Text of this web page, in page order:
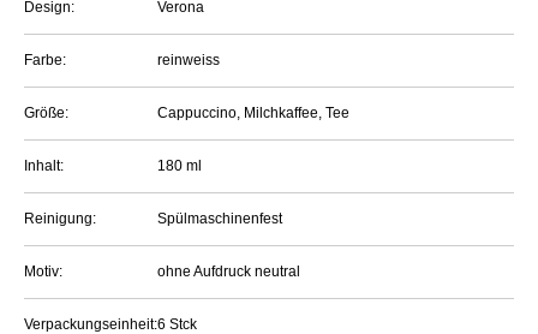
Design: Verona
Farbe: reinweiss
Größe: Cappuccino, Milchkaffee, Tee
Inhalt: 180 ml
Reinigung: Spülmaschinenfest
Motiv: ohne Aufdruck neutral
Verpackungseinheit:6 Stck